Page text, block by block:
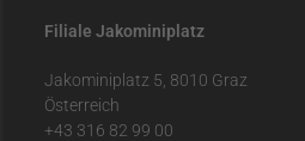
Filiale Jakominiplatz
Jakominiplatz 5, 8010 Graz
Österreich
+43 316 82 99 00